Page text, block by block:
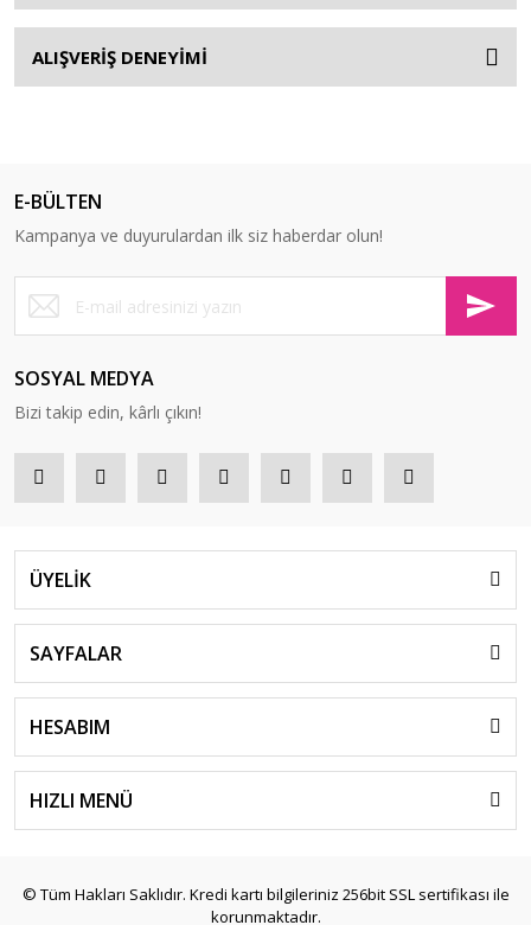
ALIŞVERİŞ DENEYİMİ
E-BÜLTEN
Kampanya ve duyurulardan ilk siz haberdar olun!
SOSYAL MEDYA
Bizi takip edin, kârlı çıkın!
ÜYELİK
SAYFALAR
HESABIM
HIZLI MENÜ
© Tüm Hakları Saklıdır. Kredi kartı bilgileriniz 256bit SSL sertifikası ile
korunmaktadır.